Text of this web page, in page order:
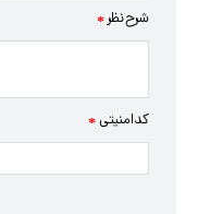
شرح نظر*
کد امنیتی *